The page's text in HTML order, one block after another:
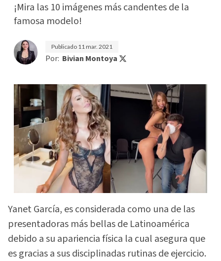
¡Mira las 10 imágenes más candentes de la
famosa modelo!
Publicado 11 mar. 2021
Por: Bivian Montoya
Yanet García, es considerada como una de las
presentadoras más bellas de Latinoamérica
debido a su apariencia física la cual asegura que
es gracias a sus disciplinadas rutinas de ejercicio.